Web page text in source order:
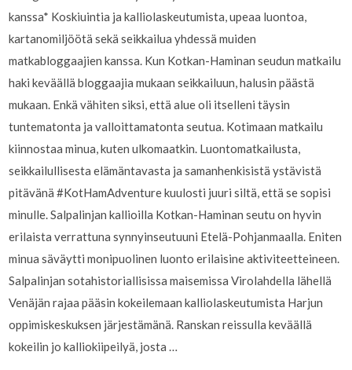
kanssa* Koskiuintia ja kalliolaskeutumista, upeaa luontoa,
kartanomiljöötä sekä seikkailua yhdessä muiden
matkabloggaajien kanssa. Kun Kotkan-Haminan seudun matkailu
haki keväällä bloggaajia mukaan seikkailuun, halusin päästä
mukaan. Enkä vähiten siksi, että alue oli itselleni täysin
tuntematonta ja valloittamatonta seutua. Kotimaan matkailu
kiinnostaa minua, kuten ulkomaatkin. Luontomatkailusta,
seikkailullisesta elämäntavasta ja samanhenkisistä ystävistä
pitävänä #KotHamAdventure kuulosti juuri siltä, että se sopisi
minulle. Salpalinjan kallioilla Kotkan-Haminan seutu on hyvin
erilaista verrattuna synnyinseutuuni Etelä-Pohjanmaalla. Eniten
minua säväytti monipuolinen luonto erilaisine aktiviteetteineen.
Salpalinjan sotahistoriallisissa maisemissa Virolahdella lähellä
Venäjän rajaa pääsin kokeilemaan kalliolaskeutumista Harjun
oppimiskeskuksen järjestämänä. Ranskan reissulla keväällä
kokeilin jo kalliokiipeilyä, josta …